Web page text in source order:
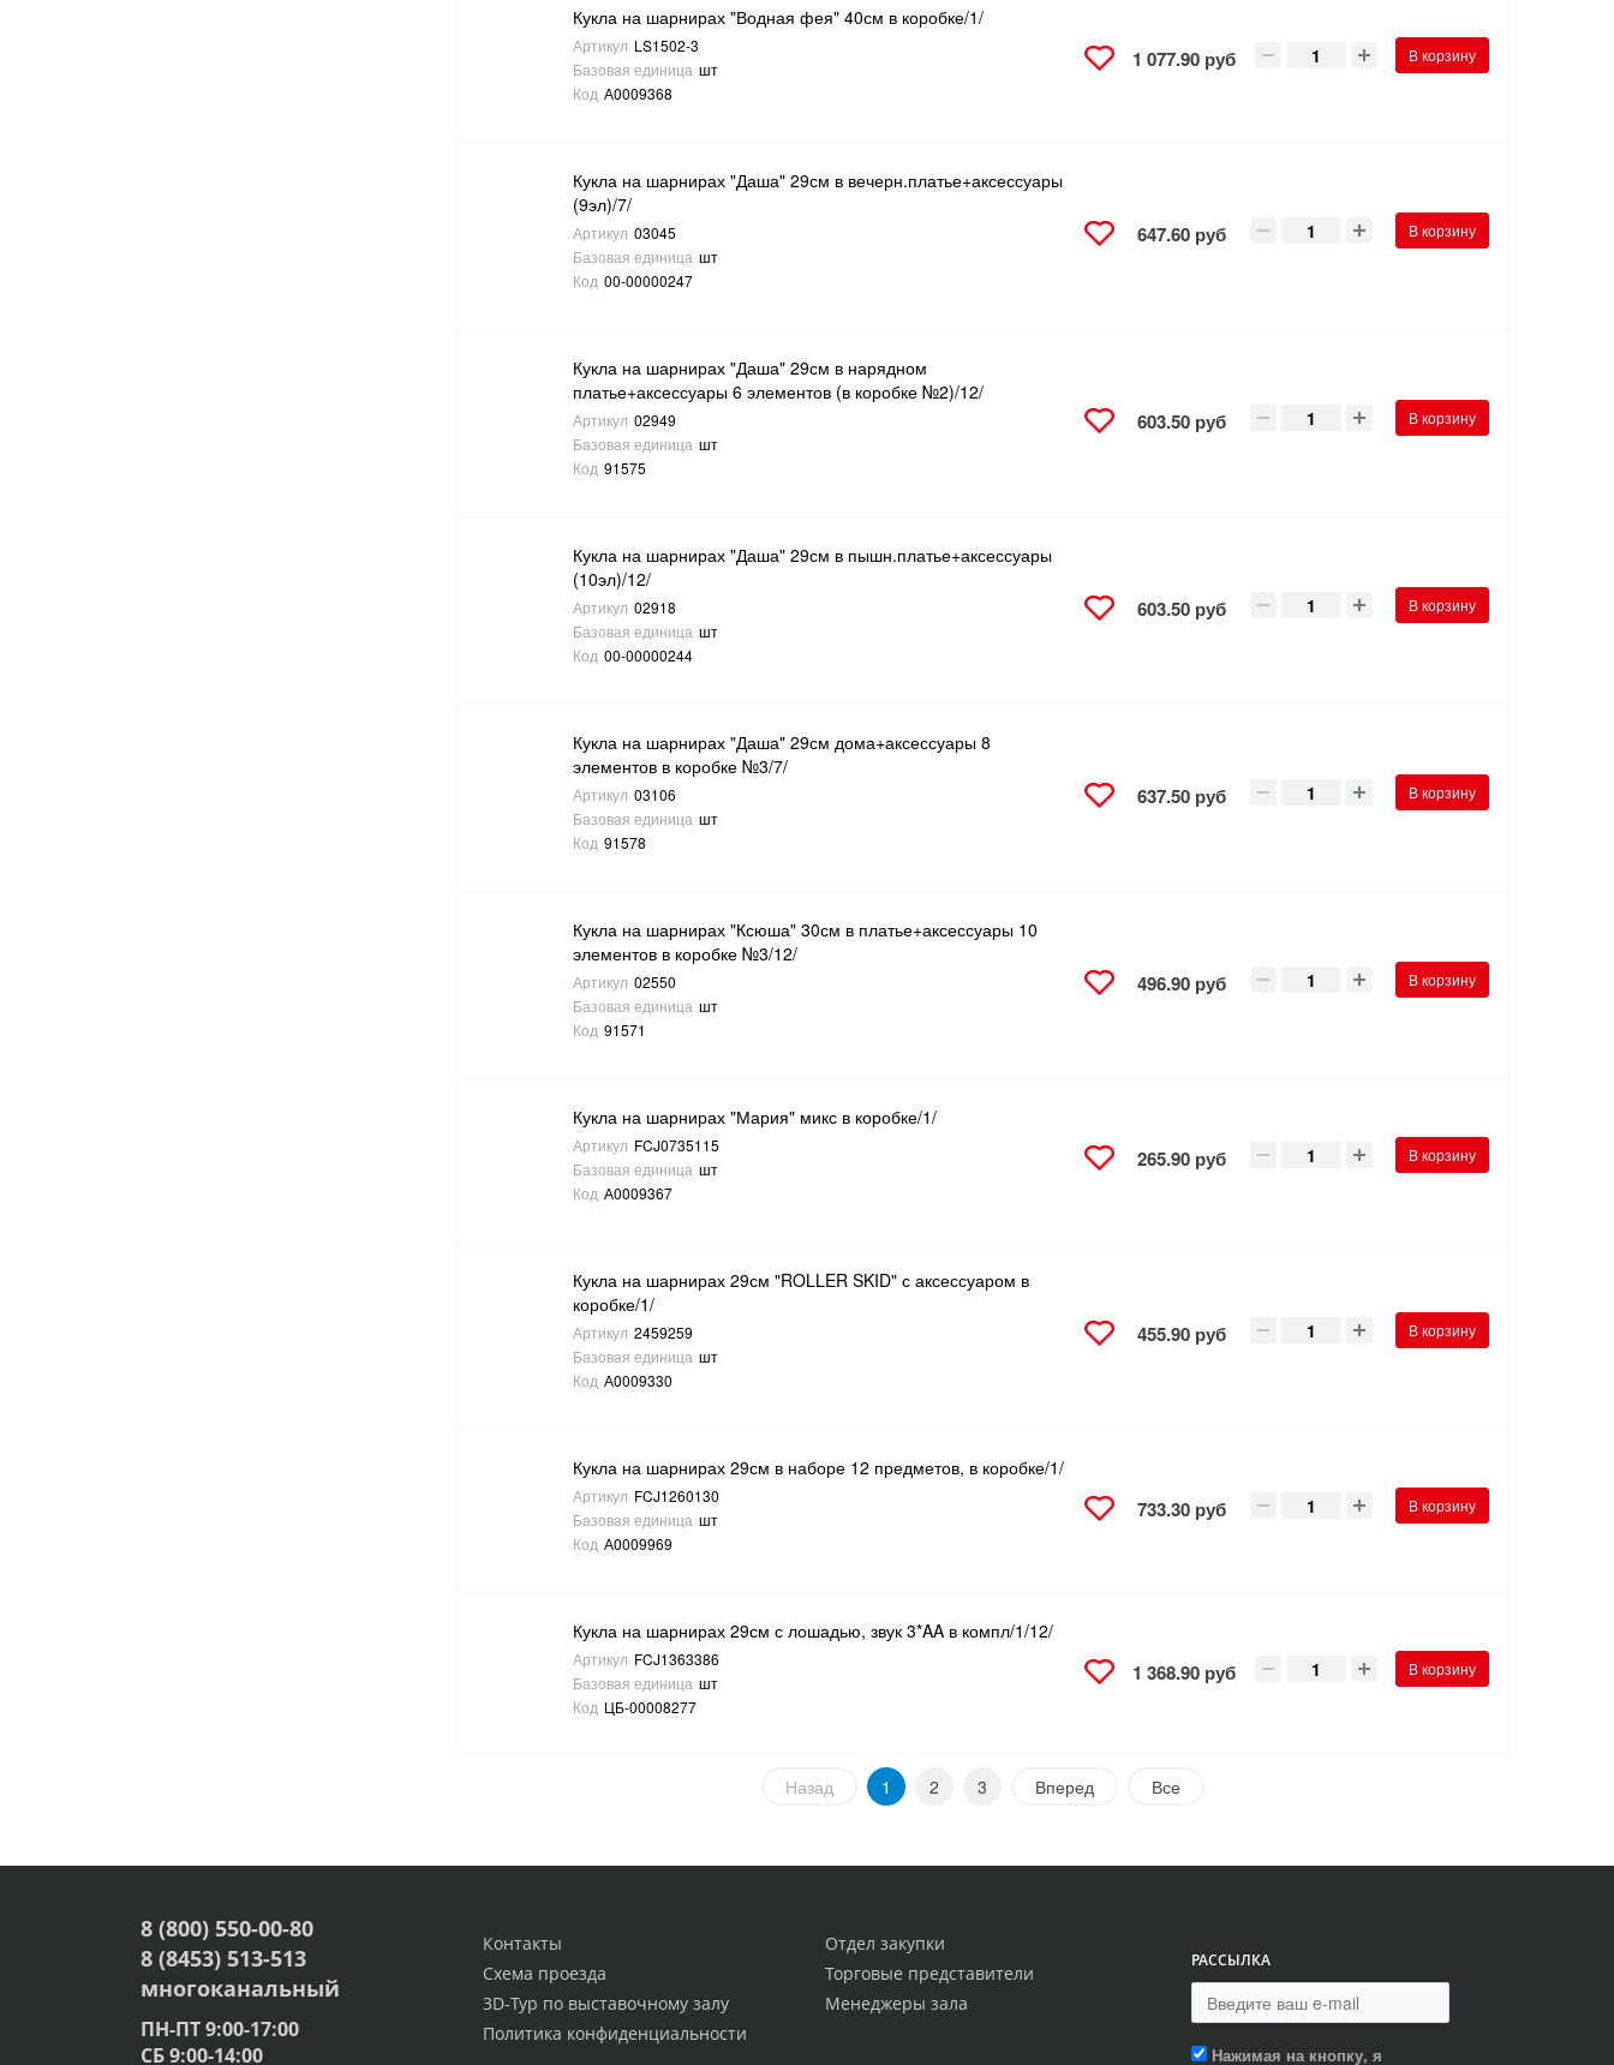
Кукла на шарнирах "Водная фея" 40см в коробке/1/
Артикул LS1502-3
Базовая единица шт
Код А0009368
1 077.90 руб В корзину
Кукла на шарнирах "Даша" 29см в вечерн.платье+аксессуары
(9эл)/7/
Артикул 03045
Базовая единица шт
Код 00-00000247
647.60 руб В корзину
Кукла на шарнирах "Даша" 29см в нарядном
платье+аксессуары 6 элементов (в коробке №2)/12/
Артикул 02949
Базовая единица шт
Код 91575
603.50 руб В корзину
Кукла на шарнирах "Даша" 29см в пышн.платье+аксессуары
(10эл)/12/
Артикул 02918
Базовая единица шт
Код 00-00000244
603.50 руб В корзину
Кукла на шарнирах "Даша" 29см дома+аксессуары 8
элементов в коробке №3/7/
Артикул 03106
Базовая единица шт
Код 91578
637.50 руб В корзину
Кукла на шарнирах "Ксюша" 30см в платье+аксессуары 10
элементов в коробке №3/12/
Артикул 02550
Базовая единица шт
Код 91571
496.90 руб В корзину
Кукла на шарнирах "Мария" микс в коробке/1/
Артикул FCJ0735115
Базовая единица шт
Код А0009367
265.90 руб В корзину
Кукла на шарнирах 29см "ROLLER SKID" с аксессуаром в
коробке/1/
Артикул 2459259
Базовая единица шт
Код А0009330
455.90 руб В корзину
Кукла на шарнирах 29см в наборе 12 предметов, в коробке/1/
Артикул FCJ1260130
Базовая единица шт
Код А0009969
733.30 руб В корзину
Кукла на шарнирах 29см с лошадью, звук 3*AA в компл/1/12/
Артикул FCJ1363386
Базовая единица шт
Код ЦБ-00008277
1 368.90 руб В корзину
Назад 1 2 3 Вперед Все
Отдел закупки
Торговые представители
Менеджеры зала
Контакты
Схема проезда
3D-Тур по выставочному залу
Политика конфиденциальности
РАССЫЛКА
Нажимая на кнопку, я
8 (800) 550-00-80
8 (8453) 513-513
многоканальный
ПН-ПТ 9:00-17:00
СБ 9:00-14:00